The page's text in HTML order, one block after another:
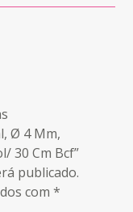
Ø 4 Mm,
30 Cm Bcf”
publicado.
com*